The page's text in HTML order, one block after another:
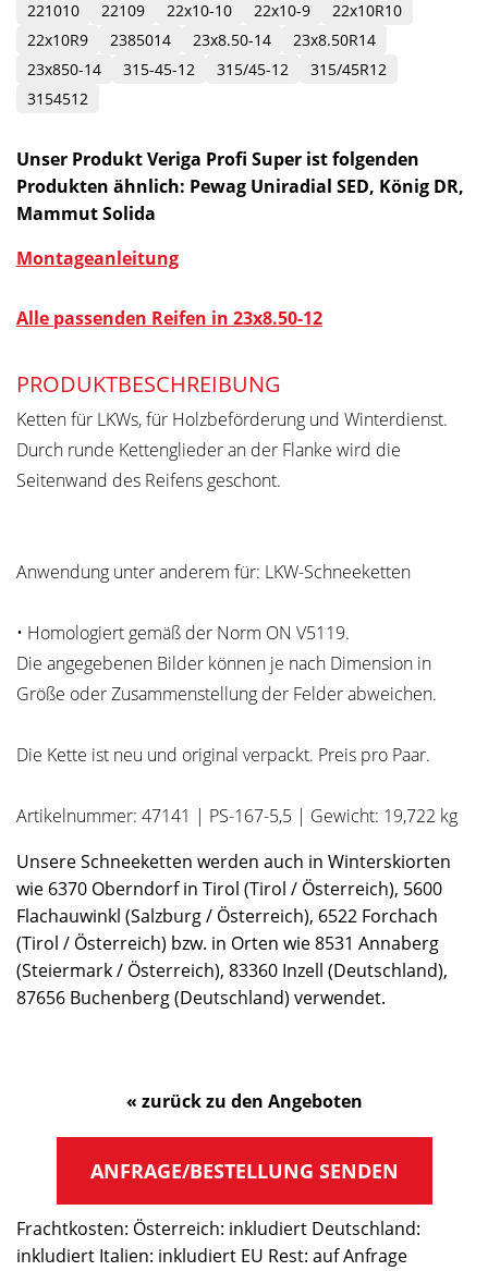
221010
22109 22x10-10 22x10-9
22x10R10
22x10R9
2385014 23x8.50-14
23x8.50R14
23x850-14
315-45-12 315/45-12
315/45R12
3154512
Unser Produkt Veriga Profi Super ist folgenden
Produkten ähnlich: Pewag Uniradial SED, König DR,
Mammut Solida
Montageanleitung
Alle passenden Reifen in 23x8.50-12
PRODUKTBESCHREIBUNG
Ketten für LKWs, für Holzbeförderung und Winterdienst.
Durch runde Kettenglieder an der Flanke wird die
Seitenwand des Reifens geschont.
Anwendung unter anderem für: LKW-Schneeketten
• Homologiert gemäß der Norm ON V5119.
Die angegebenen Bilder können je nach Dimension in
Größe oder Zusammenstellung der Felder abweichen.
Die Kette ist neu und original verpackt. Preis pro Paar.
Artikelnummer: 47141 | PS-167-5,5 | Gewicht: 19,722 kg
Unsere Schneeketten werden auch in Winterskiorten
wie 6370 Oberndorf in Tirol (Tirol / Österreich), 5600
Flachauwinkl (Salzburg / Österreich), 6522 Forchach
(Tirol / Österreich) bzw. in Orten wie 8531 Annaberg
(Steiermark / Österreich), 83360 Inzell (Deutschland),
87656 Buchenberg (Deutschland) verwendet.
« zurück zu den Angeboten
ANFRAGE/BESTELLUNG SENDEN
Frachtkosten: Österreich: inkludiert Deutschland:
inkludiert Italien: inkludiert EU Rest: auf Anfrage